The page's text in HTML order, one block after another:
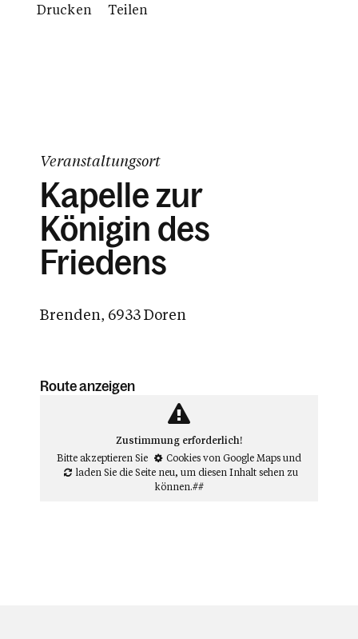
Drucken Teilen
Veranstaltungsort
Kapelle zur
Königin des
Friedens
Brenden, 6933 Doren
Route anzeigen
Zustimmung erforderlich!
Bitte akzeptieren Sie
Cookies von Google Mapsund
laden Sie die Seite neu, um diesen Inhalt sehen zu
können.##